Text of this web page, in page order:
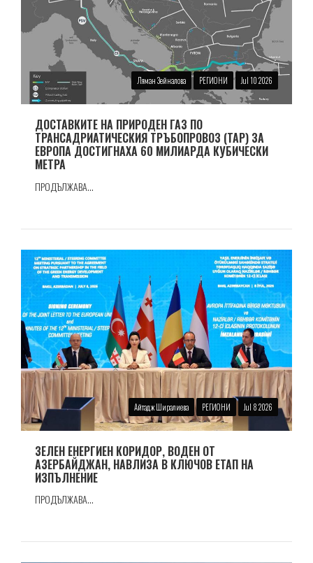
Ляман Зейналова РЕГИОНИ Jul 10 2026
ДОСТАВКИТЕ НА ПРИРОДЕН ГАЗ ПО
ТРАНСАДРИАТИЧЕСКИЯ ТРЪБОПРОВОЗ (TAP) ЗА
ЕВРОПА ДОСТИГНАХА 60 МИЛИАРДА КУБИЧЕСКИ
МЕТРА
ПРОДЪЛЖАВА...
Айтадж Ширалиева РЕГИОНИ Jul 8 2026
ЗЕЛЕН ЕНЕРГИЕН КОРИДОР, ВОДЕН ОТ
АЗЕРБАЙДЖАН, НАВЛИЗА В КЛЮЧОВ ЕТАП НА
ИЗПЪЛНЕНИЕ
ПРОДЪЛЖАВА...